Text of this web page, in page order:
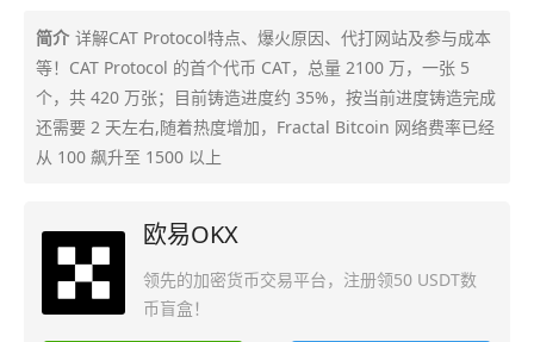
简介 详解CAT Protocol特点、爆火原因、代打网站及参与成本
等！CAT Protocol 的首个代币 CAT，总量 2100 万，一张 5
个，共 420 万张；目前铸造进度约 35%，按当前进度铸造完成
还需要 2 天左右,随着热度增加，Fractal Bitcoin 网络费率已经
从 100 飙升至 1500 以上
欧易OKX
领先的加密货币交易平台，注册领50 USDT数
币盲盒！